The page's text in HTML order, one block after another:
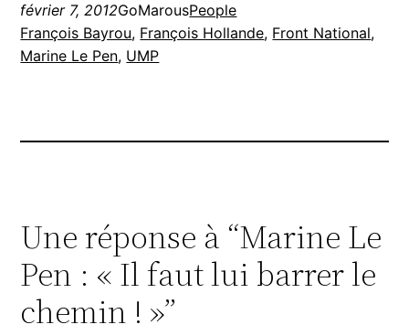
février 7, 2012GoMarousPeople
François Bayrou, François Hollande, Front National
Marine Le Pen, UMP
Une réponse à “Marine Le
Pen : « Il faut lui barrer le
chemin ! »”